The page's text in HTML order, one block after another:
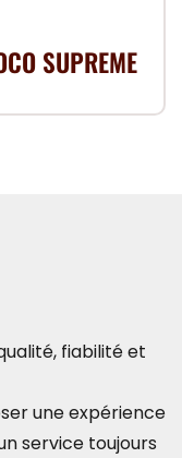
SUPREME
fiabilité et
une expérience
service toujours